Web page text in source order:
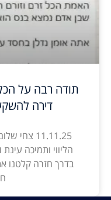
תודה רבה על
דירה להשקעה
11.11.25
הליווי ותמיכה
בדרך חזרה קלטנו